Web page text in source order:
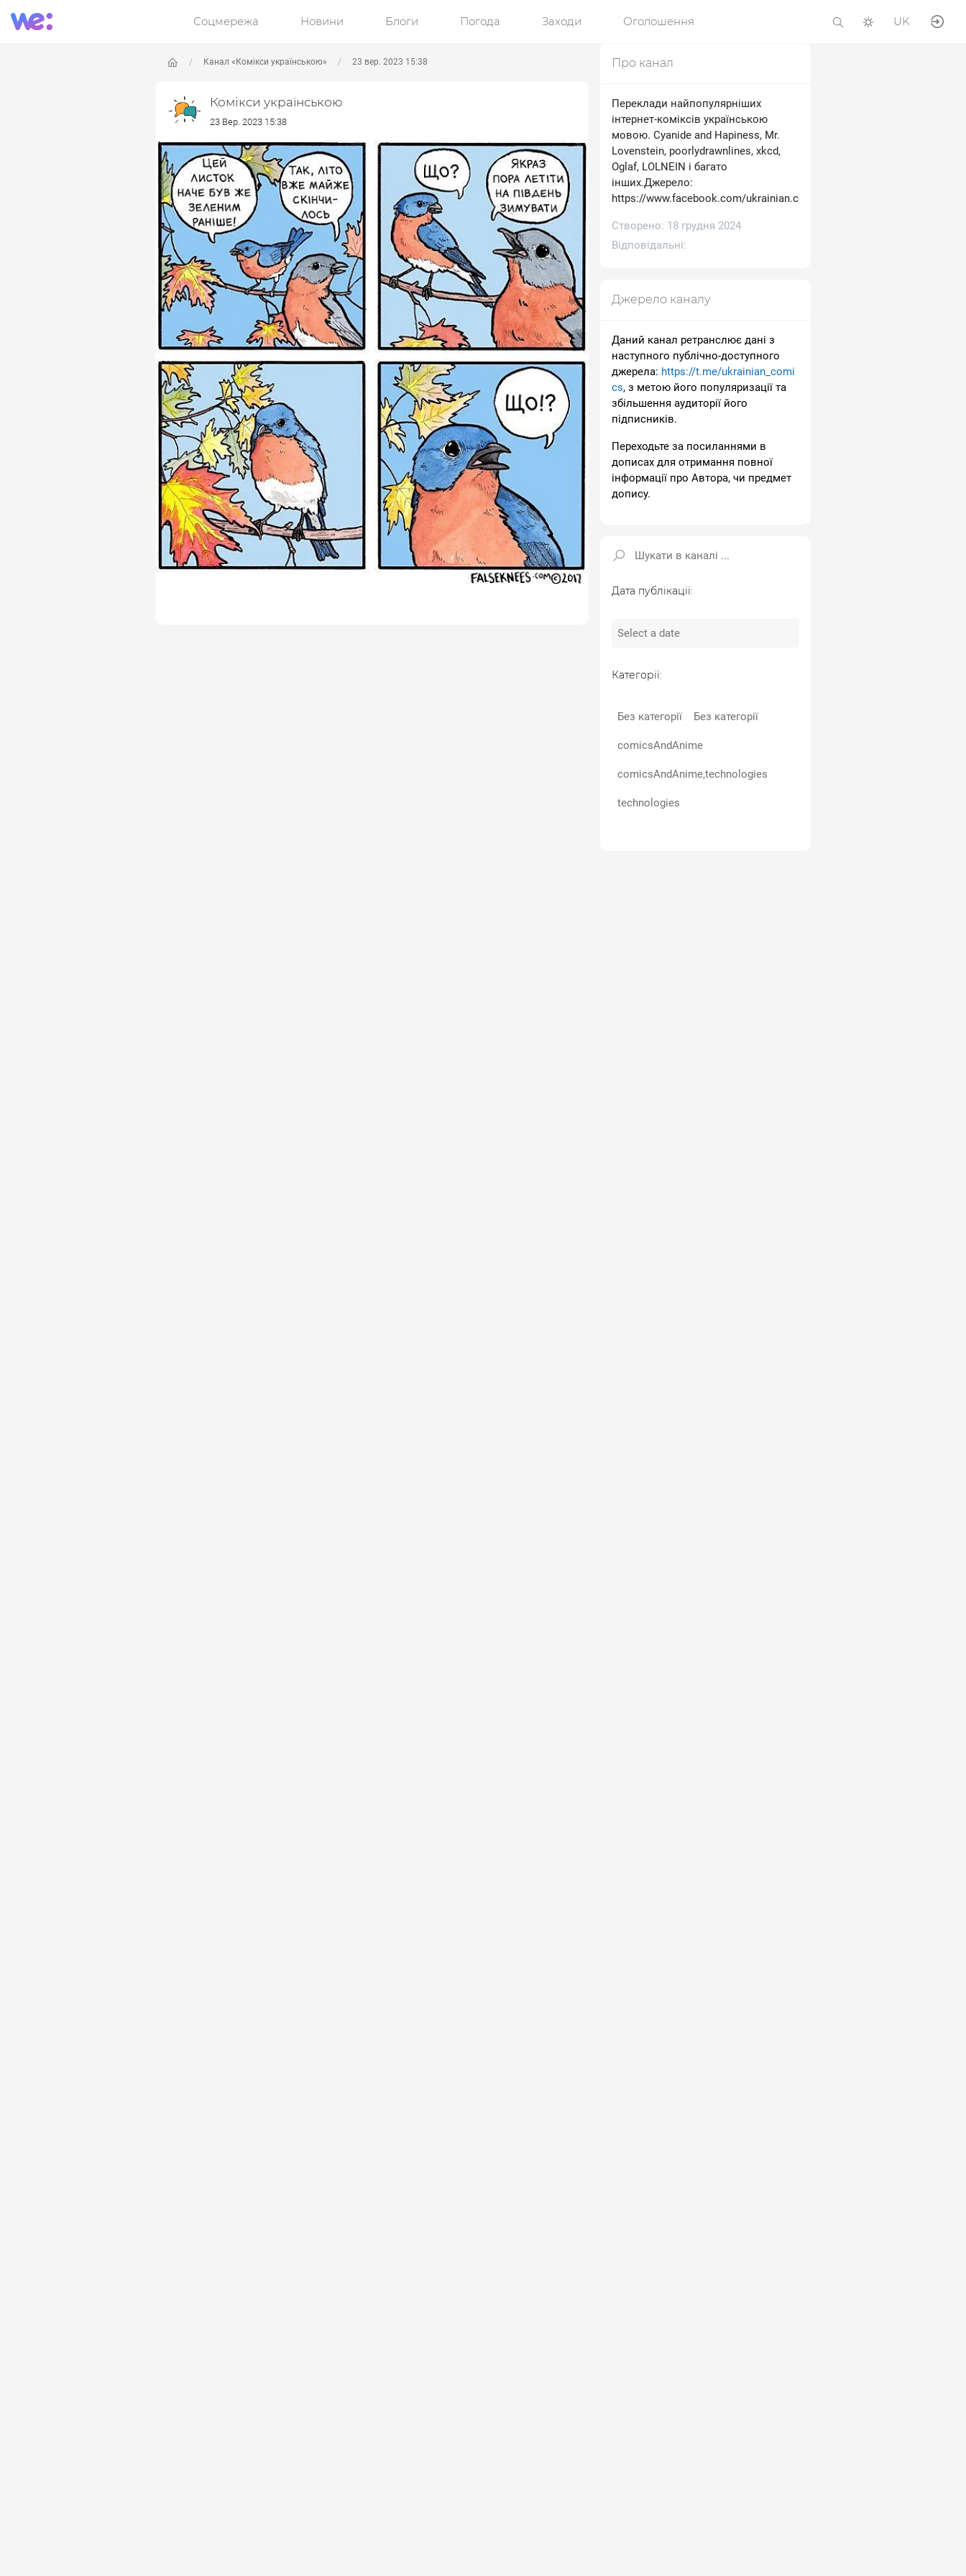
Соцмережа Новини Блоги Погода Заходи Оголошення UK
Канал «Комікси українською» 23 вер. 2023 15:38
Комікси українською
23 Вер. 2023 15:38
Про канал
Переклади найпопулярніших
інтернет-коміксів українською
мовою. Cyanide and Hapiness, Mr.
Lovenstein, poorlydrawnlines, xkcd,
Oglaf, LOLNEIN і багато
інших.Джерело:
https://www.facebook.com/ukrainian.comics
Створено: 18 грудня 2024
Відповідальні:
Джерело каналу
Даний канал ретранслює дані з
наступного публічно-доступного
джерела: https://t.me/ukrainian_comi
cs, з метою його популяризації та
збільшення аудиторії його
підписників.
Переходьте за посиланнями в
дописах для отримання повної
інформації про Автора, чи предмет
допису.
Дата публікації:
Категорії:
Без категорії Без категорії
comicsAndAnime
comicsAndAnime,technologies
technologies